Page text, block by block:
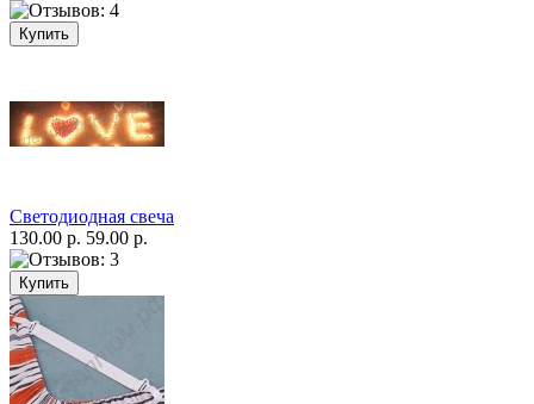
Светодиодная свеча
130.00 р. 59.00 р.